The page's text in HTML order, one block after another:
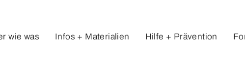
wie was Infos + Materialien Hilfe + Prävention